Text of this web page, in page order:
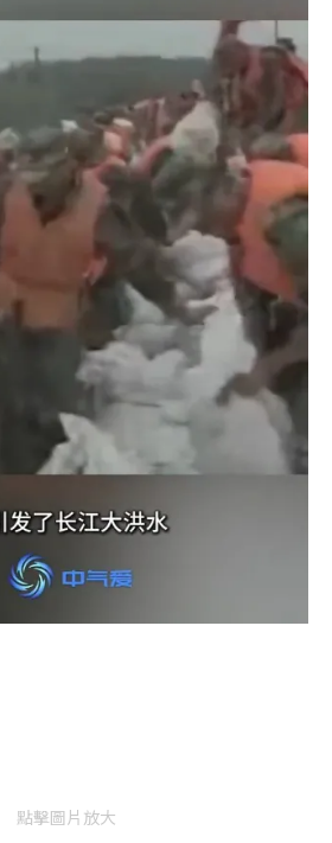
點擊圖片放大